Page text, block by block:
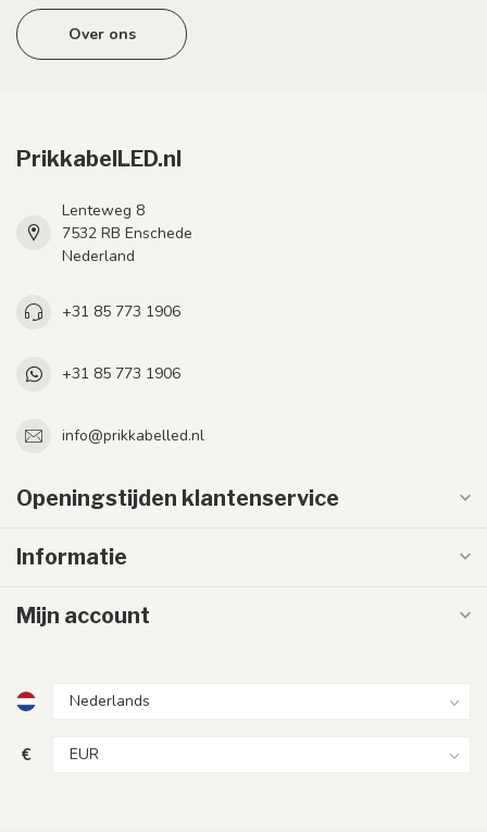
Over ons
PrikkabelLED.nl
Lenteweg 8
7532 RB Enschede
Nederland
+31 85 773 1906
+31 85 773 1906
info@prikkabelled.nl
Openingstijden klantenservice
Informatie
Mijn account
€